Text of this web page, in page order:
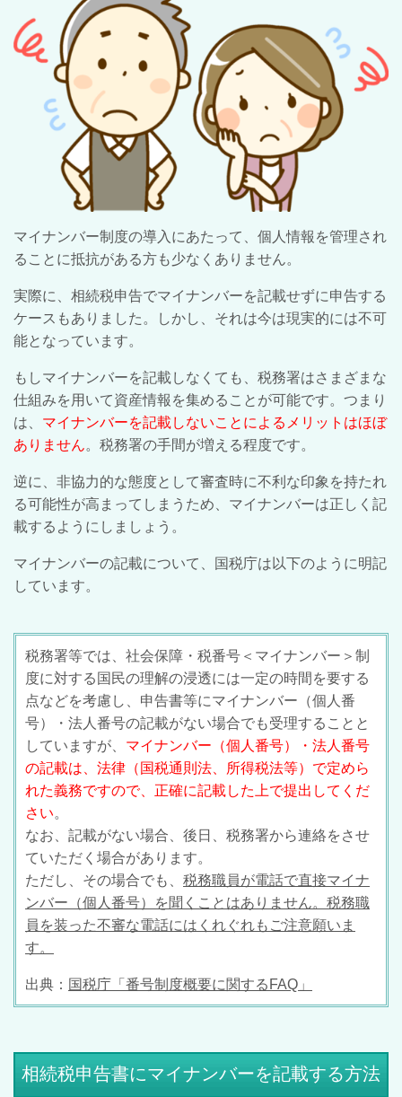
マイナンバー制度の導入にあたって、個人情報を管理され
ることに抵抗がある方も少なくありません。
実際に、相続税申告でマイナンバーを記載せずに申告する
ケースもありました。しかし、それは今は現実的には不可
能となっています。
もしマイナンバーを記載しなくても、税務署はさまざまな
仕組みを用いて資産情報を集めることが可能です。つまり
は、 マイナンバーを記載しないことによるメリットはほぼ
ありません。税務署の手間が増える程度です。
逆に、非協力的な態度として審査時に不利な印象を持たれ
る可能性が高まってしまうため、マイナンバーは正しく記
載するようにしましょう。
マイナンバーの記載について、国税庁は以下のように明記
しています。
税務署等では、社会保障・税番号＜マイナンバー＞制
度に対する国民の理解の浸透には一定の時間を要する
点などを考慮し、申告書等にマイナンバー（個人番
号）・法人番号の記載がない場合でも受理することと
していますが、 マイナンバー（個人番号）・法人番号
の記載は、法律（国税通則法、所得税法等）で定めら
れた義務ですので、正確に記載した上で提出してくだ
さい。
なお、記載がない場合、後日、税務署から連絡をさせ
ていただく場合があります。
ただし、その場合でも、 税務職員が電話で直接マイナ
ンバー（個人番号）を聞くことはありません。税務職
員を装った不審な電話にはくれぐれもご注意願いま
す。
出典： 国税庁「番号制度概要に関するFAQ」
相続税申告書にマイナンバーを記載する方法